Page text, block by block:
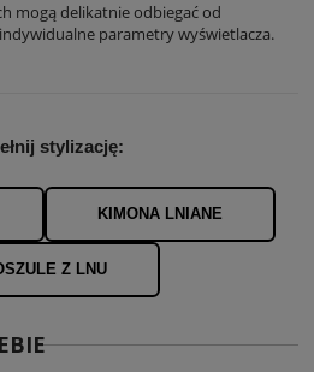
mogą delikatnie odbiegać od
parametry wyświetlacza.
stylizację:
KIMONA LNIANE
Z LNU